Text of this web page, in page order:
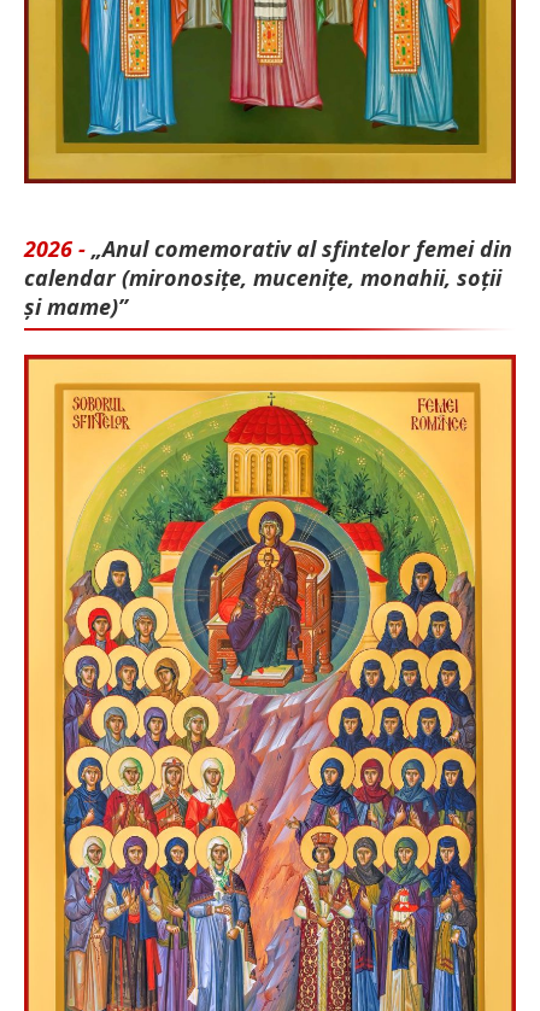
2026 - „Anul comemorativ al sfintelor femei din
calendar (mironosițe, mu­cenițe, monahii, soții
și mame)”